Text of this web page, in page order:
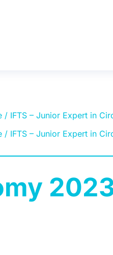
/ IFTS – Junior Expert in
/ IFTS – Junior Expert in